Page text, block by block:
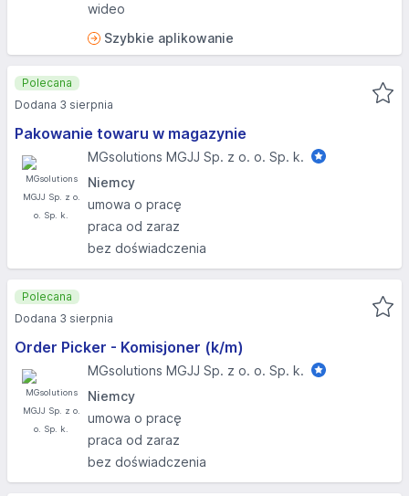
wideo
Szybkie aplikowanie
Pakowanie towaru w magazynie
MGsolutions MGJJ Sp. z o. o. Sp. k.
Niemcy
umowa o pracę
praca od zaraz
bez doświadczenia
Polecana
Dodana 3 sierpnia
Order Picker - Komisjoner (k/m)
MGsolutions MGJJ Sp. z o. o. Sp. k.
Niemcy
umowa o pracę
praca od zaraz
bez doświadczenia
Polecana
Dodana 3 sierpnia